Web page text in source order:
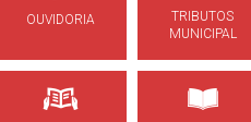
OUVIDORIA
TRIBUTOS
MUNICIPAL